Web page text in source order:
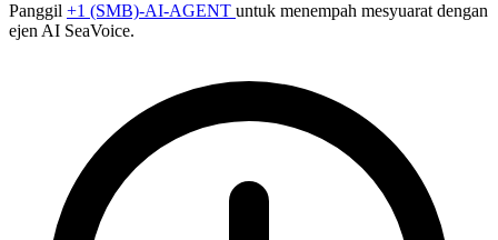
Panggil +1 (SMB)-AI-AGENT untuk menempah mesyuarat dengan
ejen AI SeaVoice.